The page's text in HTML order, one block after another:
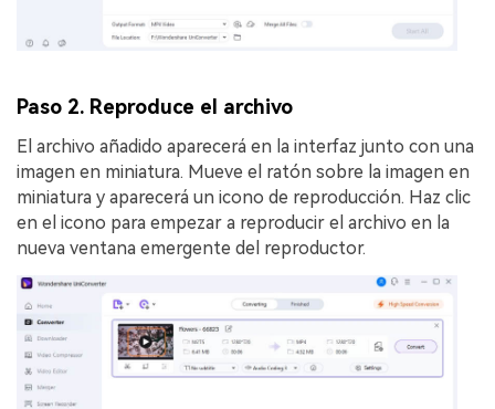
Paso 2. Reproduce el archivo
El archivo añadido aparecerá en la interfaz junto con una
imagen en miniatura. Mueve el ratón sobre la imagen en
miniatura y aparecerá un icono de reproducción. Haz clic
en el icono para empezar a reproducir el archivo en la
nueva ventana emergente del reproductor.